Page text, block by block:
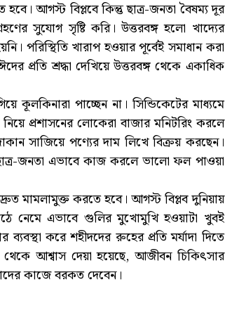
আগস্ট বিপ্লবে কিন্তু ছাত্র-জনতা বৈষম্য দূর
সুযোগ সৃষ্টি করি। উত্তরবঙ্গ হলো খাদ্যের
পরিস্থিতি খারাপ হওয়ার পূর্বেই সমাধান করা
প্রতি শ্রদ্ধা দেখিয়ে উত্তরবঙ্গ থেকে একাধিক
কূলকিনারা পাচ্ছেন না। সিন্ডিকেটের মাধ্যমে
প্রশাসনের লোকেরা বাজার মনিটরিং করলে
সাজিয়ে পণ্যের দাম লিখে বিক্রয় করছেন।
জনতা এভাবে কাজ করলে ভালো ফল পাওয়া
মামলামুক্ত করতে হবে। আগস্ট বিপ্লব দুনিয়ায়
নেমে এভাবে গুলির মুখোমুখি হওয়াটা খুবই
করে শহীদদের রুহের প্রতি মর্যাদা দিতে
আশ্বাস দেয়া হয়েছে, আজীবন চিকিৎসার
কাজে বরকত দেবেন।